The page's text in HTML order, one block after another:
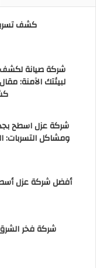
كشف تسربات
شركة صيانة لكشف
لبيئتك الآمنة:
شركة عزل اسطح
ومشاكل التسربات:
أفضل شركة عزل
شركة فخر